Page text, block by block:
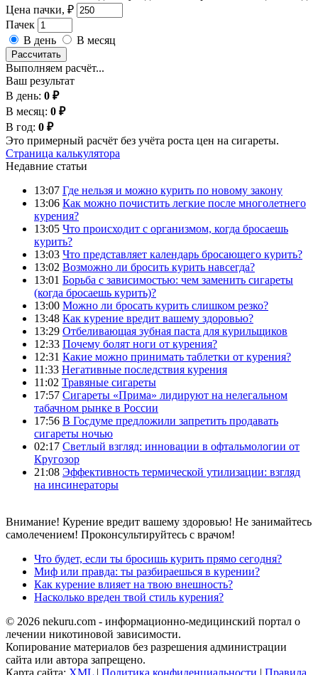
Цена пачки, ₽
Пачек
В день
В месяц
Рассчитать
Выполняем расчёт...
Ваш результат
В день: 0 ₽
В месяц: 0 ₽
В год: 0 ₽
Это примерный расчёт без учёта роста цен на сигареты.
Страница калькулятора
Недавние статьи
13:07 Где нельзя и можно курить по новому закону
13:06 Как можно почистить легкие после многолетнего
курения?
13:05 Что происходит с организмом, когда бросаешь
курить?
13:03 Что представляет календарь бросающего курить?
13:02 Возможно ли бросить курить навсегда?
13:01 Борьба с зависимостью: чем заменить сигареты
(когда бросаешь курить)?
13:00 Можно ли бросать курить слишком резко?
13:48 Как курение вредит вашему здоровью?
13:29 Отбеливающая зубная паста для курильщиков
12:33 Почему болят ноги от курения?
12:31 Какие можно принимать таблетки от курения?
11:33 Негативные последствия курения
11:02 Травяные сигареты
17:57 Сигареты «Прима» лидируют на нелегальном
табачном рынке в России
17:56 В Госдуме предложили запретить продавать
сигареты ночью
02:17 Светлый взгляд: инновации в офтальмологии от
Кругозор
21:08 Эффективность термической утилизации: взгляд
на инсинераторы
Внимание! Курение вредит вашему здоровью! Не занимайтесь
самолечением! Проконсультируйтесь с врачом!
Что будет, если ты бросишь курить прямо сегодня?
Миф или правда: ты разбираешься в курении?
Как курение влияет на твою внешность?
Насколько вреден твой стиль курения?
© 2026 nekuru.com - информационно-медицинский портал о
лечении никотиновой зависимости.
Копирование материалов без разрешения администрации
сайта или автора запрещено.